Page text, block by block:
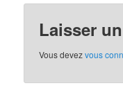
Laisser
Vous devezvous